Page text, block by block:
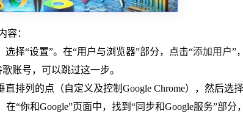
容：
择“设置”。在“用户与浏览器”部分，点击“添加用户”
账号，可以跳过这一步。
排列的点（自定义及控制Google Chrome），然后选
“你和Google”页面中，找到“同步和Google服务”部分